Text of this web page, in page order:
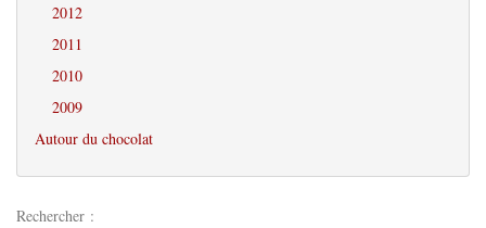
2012
2011
2010
2009
Autour du chocolat
Rechercher :